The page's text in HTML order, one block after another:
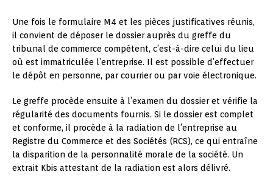
Une fois le formulaire M4 et les pièces justificatives réunis,
il convient de déposer le dossier auprès du greffe du
tribunal de commerce compétent, c’est-à-dire celui du lieu
où est immatriculée l’entreprise. Il est possible d’effectuer
le dépôt en personne, par courrier ou par voie électronique.
Le greffe procède ensuite à l’examen du dossier et vérifie la
régularité des documents fournis. Si le dossier est complet
et conforme, il procède à la radiation de l’entreprise au
Registre du Commerce et des Sociétés (RCS), ce qui entraîne
la disparition de la personnalité morale de la société. Un
extrait Kbis attestant de la radiation est alors délivré.